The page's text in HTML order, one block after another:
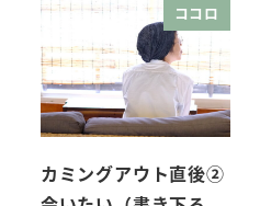
ココロ
カミングアウト直後②